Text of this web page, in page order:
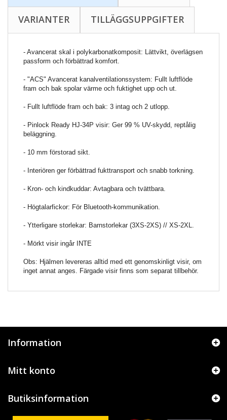
VARIANTER TILLÄGGSUPPGIFTER
- Avancerat skal i polykarbonatkomposit: Lättvikt, överlägsen
passform och förbättrad komfort.
- "ACS" Avancerat kanalventilationssystem: Fullt luftflöde
fram och bak spolar värme och fuktighet upp och ut.
- Fullt luftflöde fram och bak: 3 intag och 2 utlopp.
- Pinlock Ready HJ-34P visir: Ger 99 % UV-skydd, reptålig
beläggning.
- 10 mm förstorad sikt.
- Interiören ger förbättrad fukttransport och snabb torkning.
- Kron- och kindkuddar: Avtagbara och tvättbara.
- Högtalarfickor: För Bluetooth-kommunikation.
- Ytterligare storlekar: Barnstorlekar (3XS-2XS) // XS-2XL.
- Mörkt visir ingår INTE
Obs: Hjälmen levereras alltid med ett genomskinligt visir, om
inget annat anges. Färgade visir finns som separat tillbehör.
Information
Mitt konto
Butiksinformation